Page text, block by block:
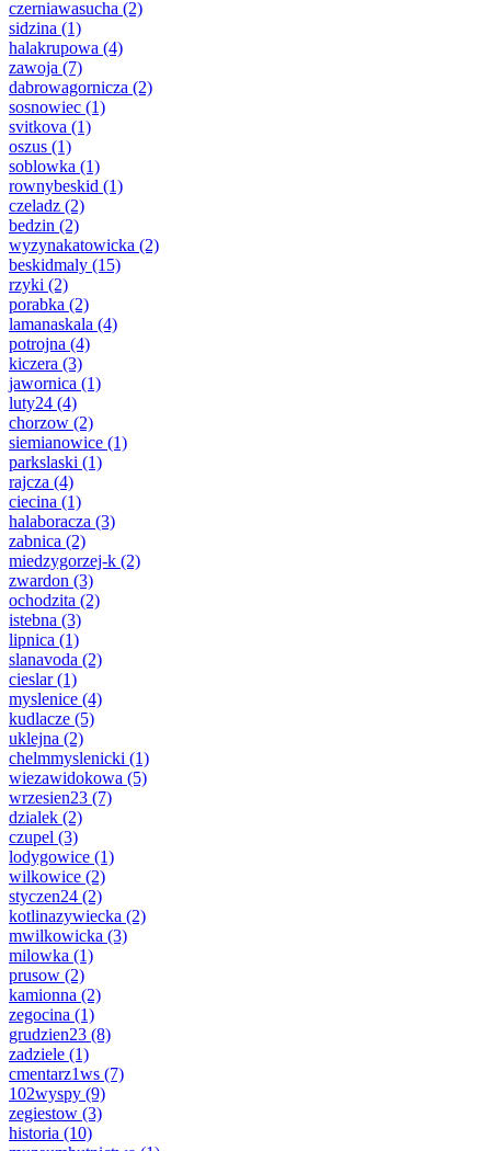
czerniawasucha (2)
sidzina (1)
halakrupowa (4)
zawoja (7)
dabrowagornicza (2)
sosnowiec (1)
svitkova (1)
oszus (1)
soblowka (1)
rownybeskid (1)
czeladz (2)
bedzin (2)
wyzynakatowicka (2)
beskidmaly (15)
rzyki (2)
porabka (2)
lamanaskala (4)
potrojna (4)
kiczera (3)
jawornica (1)
luty24 (4)
chorzow (2)
siemianowice (1)
parkslaski (1)
rajcza (4)
ciecina (1)
halaboracza (3)
zabnica (2)
miedzygorzej-k (2)
zwardon (3)
ochodzita (2)
istebna (3)
lipnica (1)
slanavoda (2)
cieslar(1)
myslenice (4)
kudlacze (5)
uklejna (2)
chelmmyslenicki (1)
wiezawidokowa (5)
wrzesien23 (7)
dzialek (2)
czupel (3)
lodygowice (1)
wilkowice (2)
styczen24 (2)
kotlinazywiecka (2)
mwilkowicka (3)
milowka (1)
prusow (2)
kamionna (2)
zegocina (1)
grudzien23 (8)
zadziele (1)
cmentarz1ws (7)
102wyspy (9)
zegiestow (3)
historia (10)